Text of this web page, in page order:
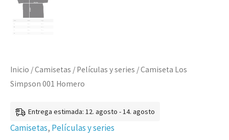
Inicio /Camisetas / Películas y series / Camiseta Los
Simpson 001 Homero
Entrega estimada: 12. agosto - 14. agosto
Camisetas, Películas y series